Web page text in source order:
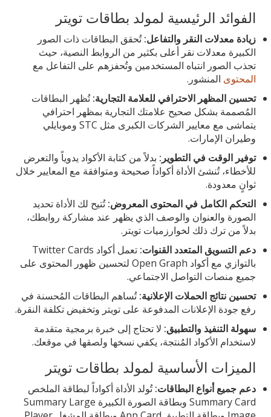
الفوائد الرئيسية لمولد بطاقات تويتر
زيادة معدلات النقر والتفاعل:تُحقق البطاقات ذات الصور
الكبيرة معدلات نقر أعلى بكثير من الروابط النصية، حيث
تجذب الصور انتباه المستخدمين وتُحفزهم على التفاعل مع
المحتوى المنشور.
تحسين المظهر الاحترافي للعلامة التجارية:تُظهر البطاقات
المُصممة بشكل صحيح علامتك التجارية بمظهر احترافي
يتماشى مع معايير الشركات الكبرى مثل STC وموبايلي
وطيران الإمارات.
توفير الوقت في التطوير: بدلاً من كتابة الأكواد يدوياً والتعرض
للأخطاء، تُنشئ الأداة أكواداً صحيحة ومتوافقة مع المعايير خلال
ثوانٍ معدودة.
التحكم الكامل في المحتوى المعروض:تُتيح لك الأداة تحديد
الصورة والعنوان والوصف الذي يظهر عند مشاركة روابطك،
بدلاً من ترك ذلك لخوارزميات تويتر.
دعم التسويق المتعدد القنوات:
تعمل أكواد Twitter Cards
بالتوازي مع أكواد Open Graph لتحسين ظهور المحتوى على
جميع منصات التواصل الاجتماعي.
تحسين نتائج الحملات الإعلانية:تُساهم البطاقات المُحسنة في
رفع جودة الإعلانات المدفوعة على تويتر وتخفيض تكلفة النقرة.
سهولة التنفيذ والتطبيق: لا تحتاج إلى خبرة برمجية متقدمة
لاستخدام الأكواد المُنتجة، يكفي نسخها ولصقها في موقعك.
الميزات الأساسية لمولد بطاقات تويتر
دعم جميع أنواع البطاقات:تُولد الأداة أكواداً لبطاقة الملخص
Summary Card وبطاقة الصورة الكبيرة Summary Large